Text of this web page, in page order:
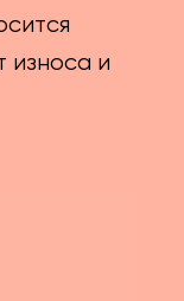
износа и